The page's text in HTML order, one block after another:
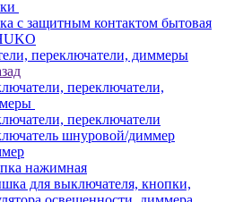
с защитным контактом бытовая
переключатели, диммеры
переключатели,
переключатели
шнуровой/диммер
нажимная
для выключателя, кнопки,